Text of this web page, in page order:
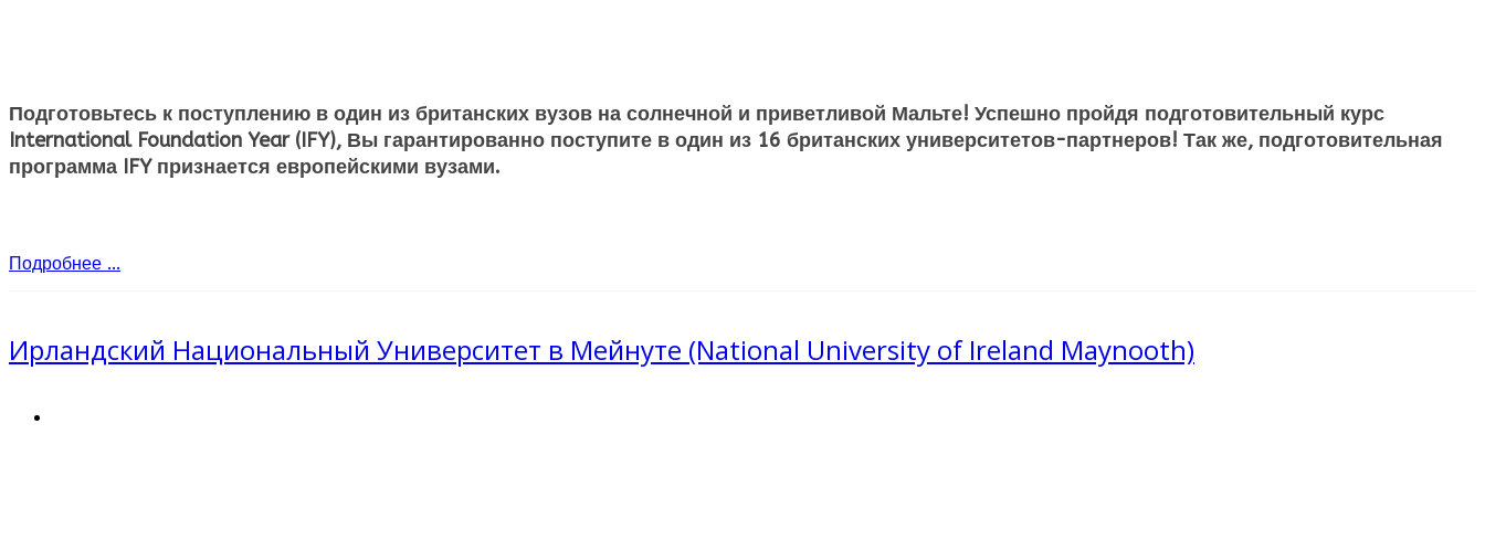
Подготовьтесь к поступлению в один из британских вузов на солнечной и приветливой Мальте! Успешно пройдя подготовительный курс
International Foundation Year (IFY), Вы гарантированно поступите в один из 16 британских университетов-партнеров! Так же, подготовительная
программа IFY признается европейскими вузами.
Подробнее ...
Ирландский Национальный Университет в Мейнуте (National University of Ireland Maynooth)